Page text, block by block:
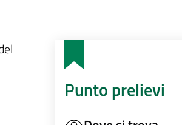
Punto prelievi